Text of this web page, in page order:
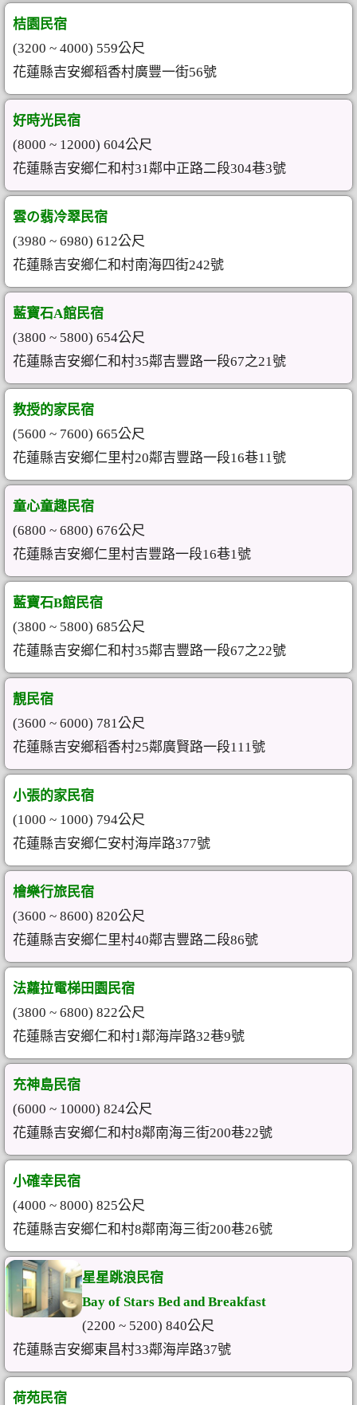
桔園民宿
(3200 ~ 4000) 559公尺
花蓮縣吉安鄉稻香村廣豐一街56號
好時光民宿
(8000 ~ 12000) 604公尺
花蓮縣吉安鄉仁和村31鄰中正路二段304巷3號
雲の翡冷翠民宿
(3980 ~ 6980) 612公尺
花蓮縣吉安鄉仁和村南海四街242號
藍寶石A館民宿
(3800 ~ 5800) 654公尺
花蓮縣吉安鄉仁和村35鄰吉豐路一段67之21號
教授的家民宿
(5600 ~ 7600) 665公尺
花蓮縣吉安鄉仁里村20鄰吉豐路一段16巷11號
童心童趣民宿
(6800 ~ 6800) 676公尺
花蓮縣吉安鄉仁里村吉豐路一段16巷1號
藍寶石B館民宿
(3800 ~ 5800) 685公尺
花蓮縣吉安鄉仁和村35鄰吉豐路一段67之22號
靚民宿
(3600 ~ 6000) 781公尺
花蓮縣吉安鄉稻香村25鄰廣賢路一段111號
小張的家民宿
(1000 ~ 1000) 794公尺
花蓮縣吉安鄉仁安村海岸路377號
檜樂行旅民宿
(3600 ~ 8600) 820公尺
花蓮縣吉安鄉仁里村40鄰吉豐路二段86號
法蘿拉電梯田園民宿
(3800 ~ 6800) 822公尺
花蓮縣吉安鄉仁和村1鄰海岸路32巷9號
充神島民宿
(6000 ~ 10000) 824公尺
花蓮縣吉安鄉仁和村8鄰南海三街200巷22號
小確幸民宿
(4000 ~ 8000) 825公尺
花蓮縣吉安鄉仁和村8鄰南海三街200巷26號
星星跳浪民宿
Bay of Stars Bed and Breakfast
(2200 ~ 5200) 840公尺
花蓮縣吉安鄉東昌村33鄰海岸路37號
荷苑民宿